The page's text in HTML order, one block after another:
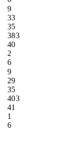
9
33
35
38
40
2
6
3
9
29
35
40
41
1
6
3